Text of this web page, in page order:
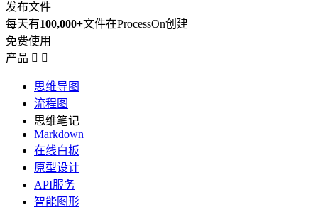
发布文件
每天有100,000+文件在ProcessOn创建
免费使用
产品  
思维导图
流程图
思维笔记
Markdown
在线白板
原型设计
API服务
智能图形